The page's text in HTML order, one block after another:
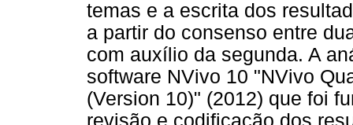
temas e a escrita dos
a partir do consenso entre
com auxílio da segunda. A
software NVivo 10 "NVivo
(Version 10)" (2012) que foi
revisão e codificação dos